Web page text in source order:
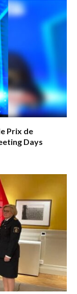
Prix de
Days